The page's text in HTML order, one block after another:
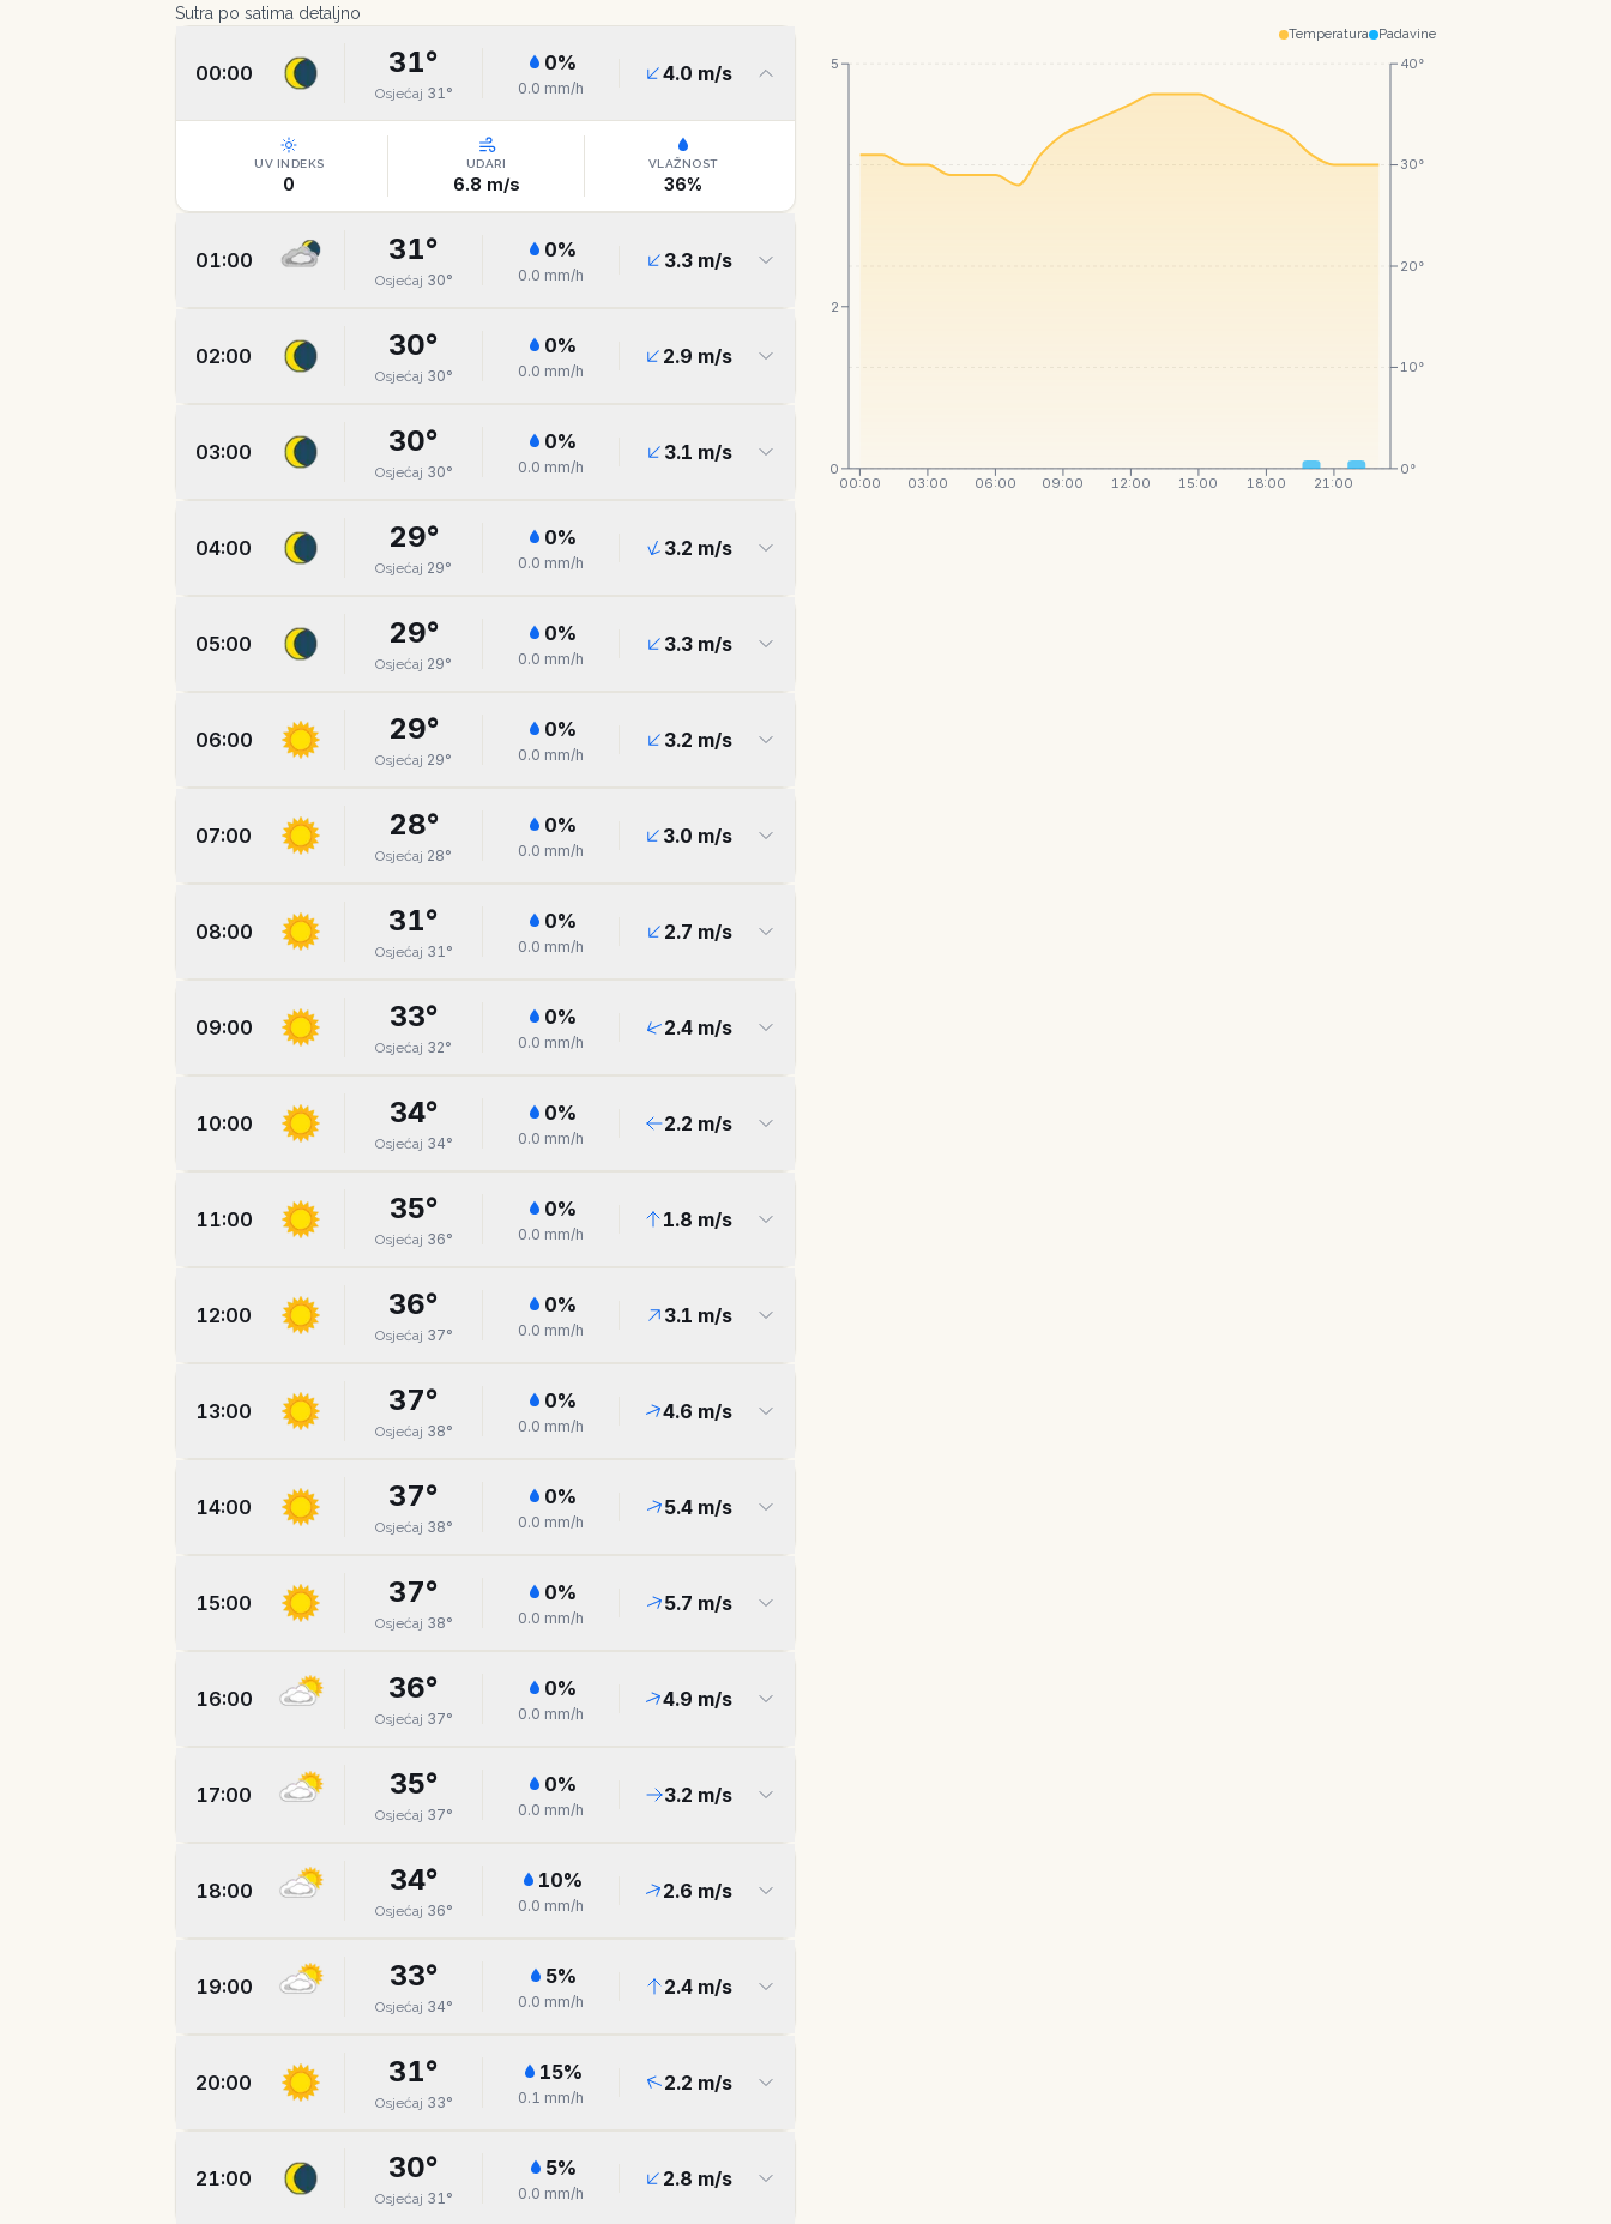
Sutra po satima detaljno
00:00 31°
Osjećaj 31°
0%
0.0 mm/h
4.0 m/s
UV INDEKS
0
UDARI
6.8 m/s
VLAŽNOST
36%
01:00 31°
Osjećaj 30°
0%
0.0 mm/h
3.3m/s
02:00 30°
Osjećaj 30°
0%
0.0 mm/h
2.9 m/s
03:00 30°
Osjećaj 30°
0%
0.0 mm/h
3.1 m/s
04:00 29°
Osjećaj 29°
0%
0.0 mm/h
3.2 m/s
05:00 29°
Osjećaj 29°
0%
0.0 mm/h
3.3m/s
06:00 29°
Osjećaj 29°
0%
0.0 mm/h
3.2 m/s
07:00 28°
Osjećaj 28°
0%
0.0 mm/h
3.0 m/s
08:00 31°
Osjećaj 31°
0%
0.0 mm/h
2.7 m/s
09:00 33°
Osjećaj 32°
0%
0.0 mm/h
2.4m/s
10:00 34°
Osjećaj 34°
0%
0.0 mm/h
2.2 m/s
11:00 35°
Osjećaj 36°
0%
0.0 mm/h
1.8 m/s
12:00 36°
Osjećaj 37°
0%
0.0 mm/h
3.1 m/s
13:00 37°
Osjećaj 38°
0%
0.0 mm/h
4.6 m/s
14:00 37°
Osjećaj 38°
0%
0.0 mm/h
5.4m/s
15:00 37°
Osjećaj 38°
0%
0.0 mm/h
5.7 m/s
16:00 36°
Osjećaj 37°
0%
0.0 mm/h
4.9 m/s
17:00 35°
Osjećaj 37°
0%
0.0 mm/h
3.2 m/s
18:00 34°
Osjećaj 36°
10%
0.0 mm/h
2.6 m/s
19:00 33°
Osjećaj 34°
5%
0.0 mm/h
2.4m/s
20:00 31°
Osjećaj 33°
15%
0.1 mm/h
2.2 m/s
21:00 30°
Osjećaj 31°
5%
0.0 mm/h
2.8 m/s
Temperatura Padavine
00:00 03:00 06:00 09:00 12:00 15:00 18:00 21:00
0°
10°
20°
30°
40°
0
2
5